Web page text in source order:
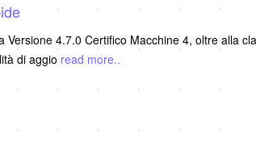
4.7.0 Certifico Macchine 4, oltre alla
di aggio read more..